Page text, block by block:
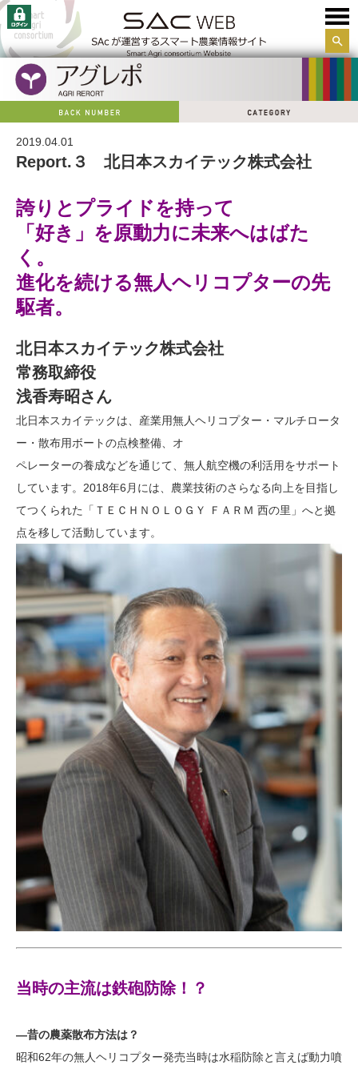
サイ
2019.04.01
Report.３ 北日本スカイテック株式会社
誇りとプライドを持って
「好き」を原動力に未来へはばた
く。
進化を続ける無人ヘリコプターの先
駆者。
北日本スカイテック株式会社
常務取締役
浅香寿昭さん
北日本スカイテックは、産業用無人ヘリコプター・マルチロータ
ー・散布用ボートの点検整備、オ
ペレーターの養成などを通じて、無人航空機の利活用をサポート
しています。2018年6月には、農業技術のさらなる向上を目指し
てつくられた「ＴＥＣＨＮＯＬＯＧＹ ＦＡＲＭ 西の里」へと拠
点を移して活動しています。
当時の主流は鉄砲防除！？
―昔の農薬散布方法は？
昭和62年の無人ヘリコプター発売当時は水稲防除と言えば動力噴